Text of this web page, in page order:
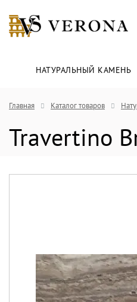
НАТУРАЛЬНЫЙ КАМЕНЬ
Главная Каталог товаров
Travertino